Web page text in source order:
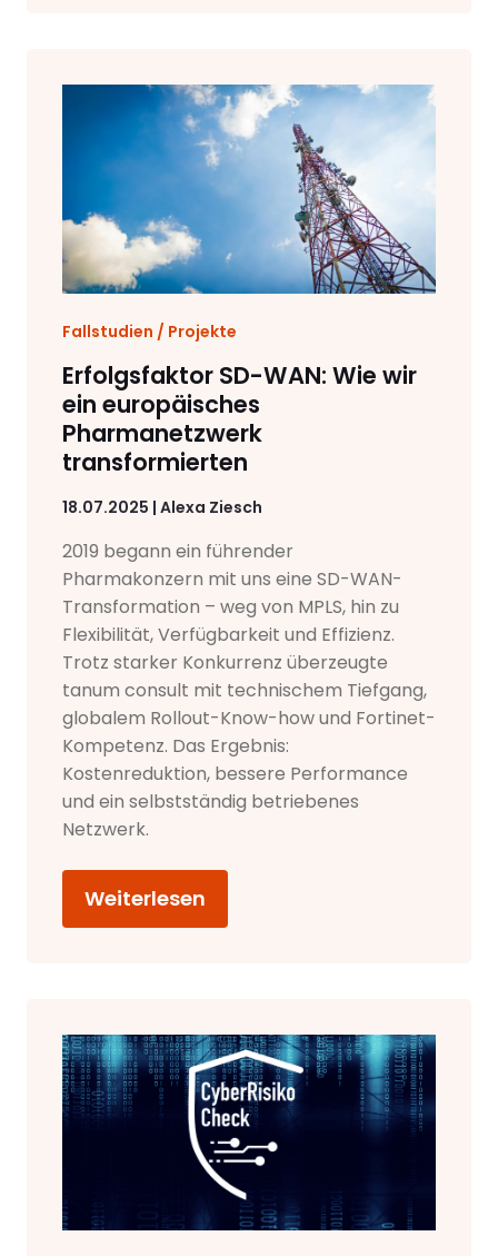
Fallstudien / Projekte
Erfolgsfaktor SD-WAN: Wie wir
ein europäisches
Pharmanetzwerk
transformierten
18.07.2025 | Alexa Ziesch
2019 begann ein führender
Pharmakonzern mit uns eine SD-WAN-
Transformation – weg von MPLS, hin zu
Flexibilität, Verfügbarkeit und Effizienz.
Trotz starker Konkurrenz überzeugte
tanum consult mit technischem Tiefgang,
globalem Rollout-Know-how und Fortinet-
Kompetenz. Das Ergebnis:
Kostenreduktion, bessere Performance
und ein selbstständig betriebenes
Netzwerk.
Weiterlesen